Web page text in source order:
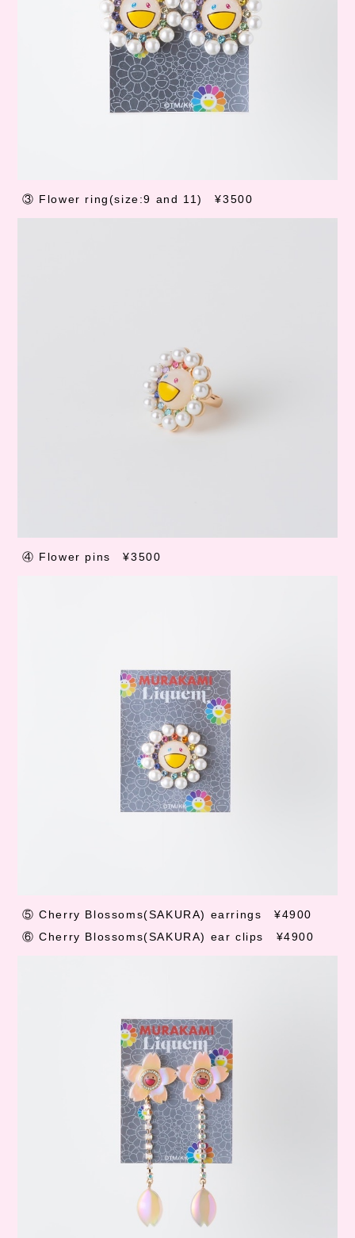
③ Flower ring(size:9 and 11) ¥3500
④ Flower pins ¥3500
⑤Cherry Blossoms(SAKURA) earrings
¥4900
⑥Cherry Blossoms(SAKURA) ear clips ¥4900